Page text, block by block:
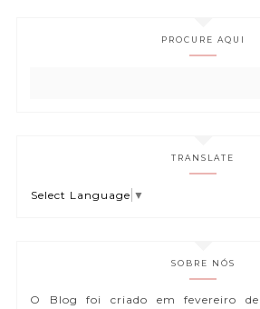
PROCURE AQUI
TRANSLATE
Select Language ▼
SOBRE NÓS
O Blog foi criado em fevereiro